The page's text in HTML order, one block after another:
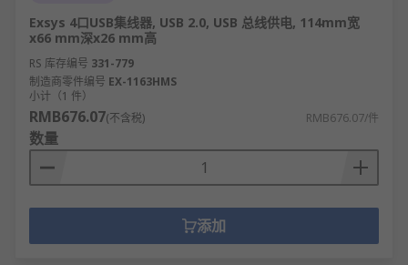
Exsys 4口USB集线器, USB 2.0, USB 总线供电, 114mm宽
x66 mm深x26 mm高
RS 库存编号 331-779
制造商零件编号 EX-1163HMS
小计（1 件）
RMB676.07(不含税) RMB676.07/件
数量
添加